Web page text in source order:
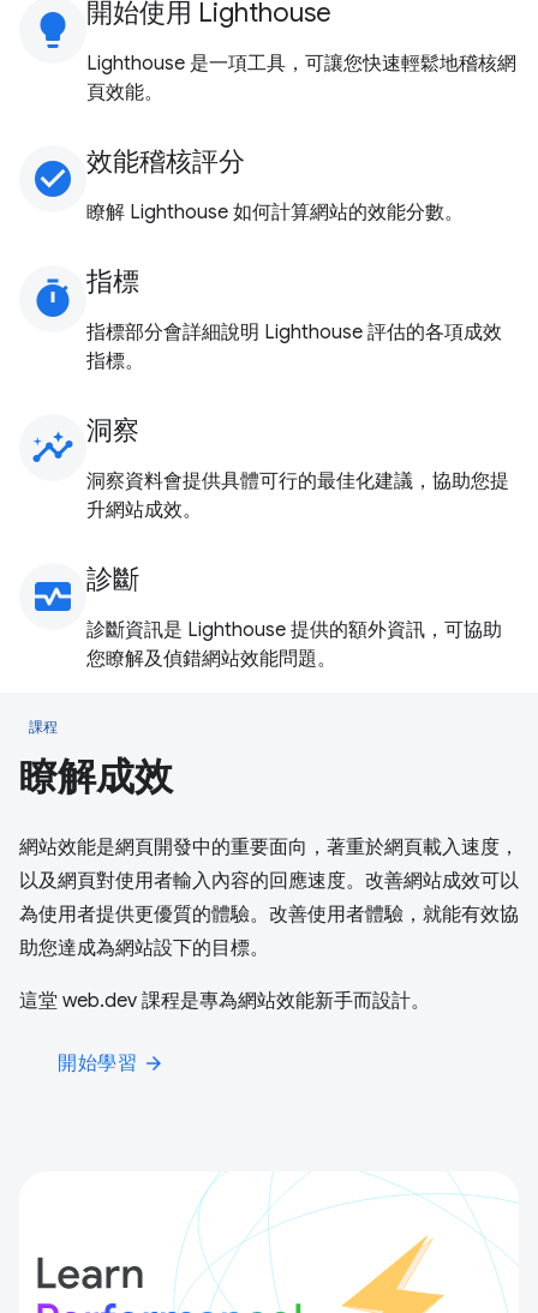
lightbulb 開始使用 Lighthouse
Lighthouse 是一項工具，可讓您快速輕鬆地稽核網
頁效能。
check_circle 效能稽核評分
瞭解 Lighthouse 如何計算網站的效能分數。
timer 指標
指標部分會詳細說明 Lighthouse 評估的各項成效
指標。
insights 洞察
洞察資料會提供具體可行的最佳化建議，協助您提
升網站成效。
monitor_heart 診斷
診斷資訊是 Lighthouse 提供的額外資訊，可協助
您瞭解及偵錯網站效能問題。
課程
瞭解成效
網站效能是網頁開發中的重要面向，著重於網頁載入速度，
以及網頁對使用者輸入內容的回應速度。改善網站成效可以
為使用者提供更優質的體驗。改善使用者體驗，就能有效協
助您達成為網站設下的目標。
這堂 web.dev 課程是專為網站效能新手而設計。
開始學習 arrow_forward